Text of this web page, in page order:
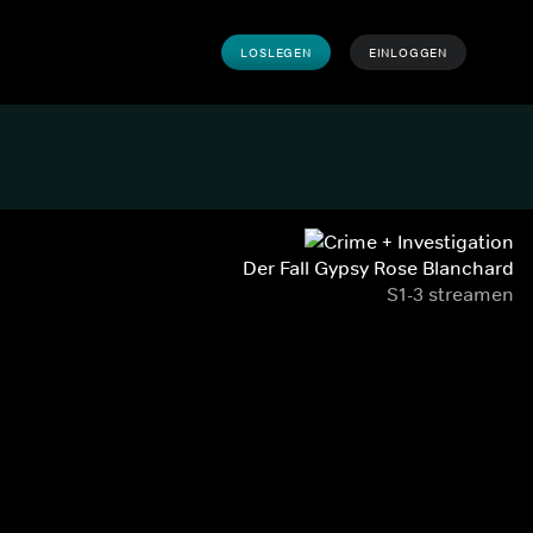
LOSLEGEN EINLOGGEN
Der Fall Gypsy Rose Blanchard
S1-3 streamen